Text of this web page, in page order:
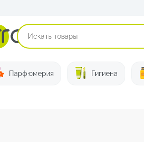
Парфюмерия Гигиена